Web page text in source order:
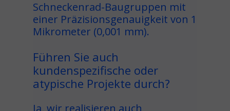
Schneckenrad-Baugruppen mit
einer Präzisionsgenauigkeit von 1
Mikrometer (0,001 mm).
Führen Sie auch
kundenspezifische oder
atypische Projekte durch?
Ja, wir realisieren auch